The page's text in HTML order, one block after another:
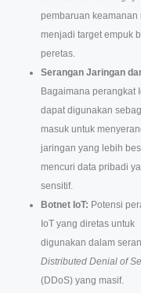
pembaruan keamanan
menjadi target empuk
peretas.
Serangan Jaringan
Bagaimana perangkat
dapat digunakan
masuk untuk
jaringan yang lebih
mencuri data pribadi
sensitif.
Botnet IoT: Potensi
IoT yang diretas untuk
digunakan dalam
Distributed Denial of
(DDoS) yang masif.